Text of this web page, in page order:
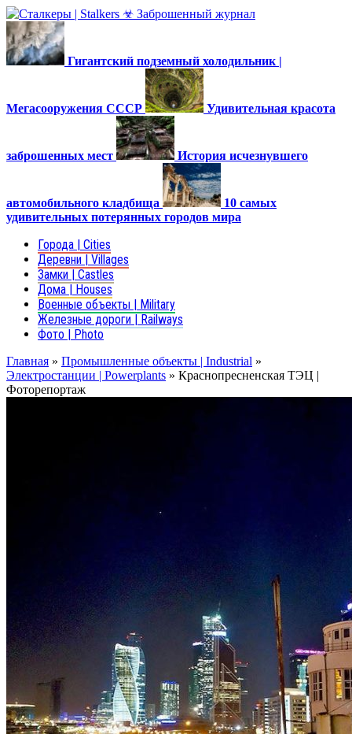
Гигантский подземный холодильник |
Мегасооружения СССР Удивительная красота
заброшенных мест История исчезнувшего
автомобильного кладбища
10 самых
удивительных потерянных городов мира
Города | Cities
Деревни | Villages
Замки | Castles
Дома | Houses
Военные объекты | Military
Железные дороги | Railways
Фото | Photo
Главная » Промышленные объекты | Industrial »
Электростанции | Powerplants » Краснопресненская ТЭЦ |
Фоторепортаж